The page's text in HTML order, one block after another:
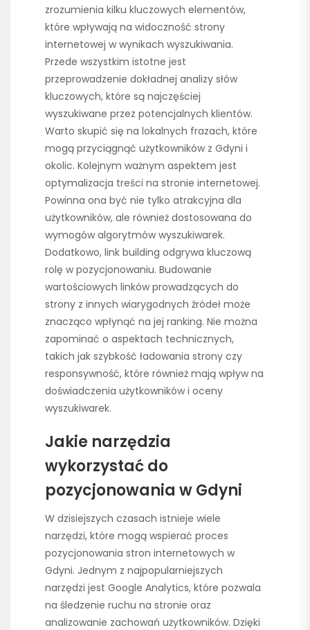
zrozumienia kilku kluczowych elementów,
które wpływają na widoczność strony
internetowej w wynikach wyszukiwania.
Przede wszystkim istotne jest
przeprowadzenie dokładnej analizy słów
kluczowych, które są najczęściej
wyszukiwane przez potencjalnych klientów.
Warto skupić się na lokalnych frazach, które
mogą przyciągnąć użytkowników z Gdyni i
okolic. Kolejnym ważnym aspektem jest
optymalizacja treści na stronie internetowej.
Powinna ona być nie tylko atrakcyjna dla
użytkowników, ale również dostosowana do
wymogów algorytmów wyszukiwarek.
Dodatkowo, link building odgrywa kluczową
rolę w pozycjonowaniu. Budowanie
wartościowych linków prowadzących do
strony z innych wiarygodnych źródeł może
znacząco wpłynąć na jej ranking. Nie można
zapominać o aspektach technicznych,
takich jak szybkość ładowania strony czy
responsywność, które również mają wpływ na
doświadczenia użytkowników i oceny
wyszukiwarek.
Jakie narzędzia
wykorzystać do
pozycjonowania w Gdyni
W dzisiejszych czasach istnieje wiele
narzędzi, które mogą wspierać proces
pozycjonowania stron internetowych w
Gdyni. Jednym z najpopularniejszych
narzędzi jest Google Analytics, które pozwala
na śledzenie ruchu na stronie oraz
analizowanie zachowań użytkowników. Dzięki